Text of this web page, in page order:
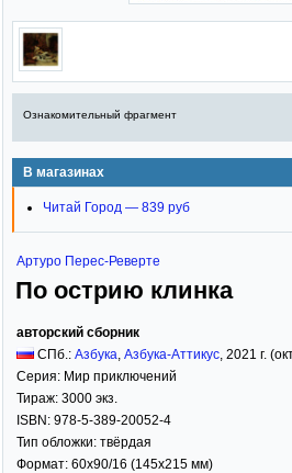
Ознакомительный фрагмент
В магазинах
Читай Город — 839 руб
Артуро Перес-Реверте
По острию клинка
авторский сборник
СПб.: Азбука Азбука-Аттикус 2021 г.
Серия: Мир приключений
Тираж: 3000 экз.
ISBN: 978-5-389-20052-4
Тип обложки: твёрдая
Формат: 60x90/16 (145x215 мм)